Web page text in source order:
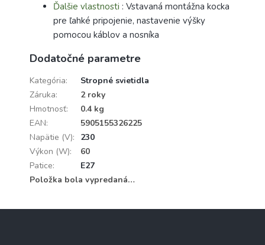
Ďalšie vlastnosti : Vstavaná montážna kocka
pre ľahké pripojenie, nastavenie výšky
pomocou káblov a nosníka
Dodatočné parametre
Kategória:
Stropné svietidla
Záruka:
2 roky
Hmotnosť:
0.4 kg
EAN:
5905155326225
Napätie (V):
230
Výkon (W):
60
Patice:
E27
Položka bola vypredaná…